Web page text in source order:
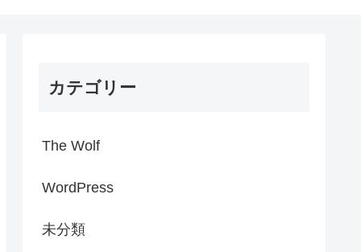
カテゴリー
The Wolf
WordPress
未分類